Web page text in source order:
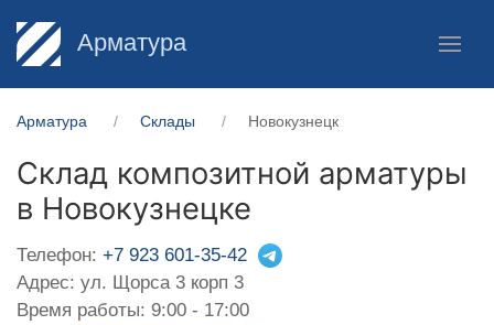
Арматура
Арматура Склады Новокузнецк
Склад композитной арматуры
в Новокузнецке
Телефон: +7 923 601-35-42
Адрес: ул. Щорса 3 корп 3
Время работы: 9:00 - 17:00